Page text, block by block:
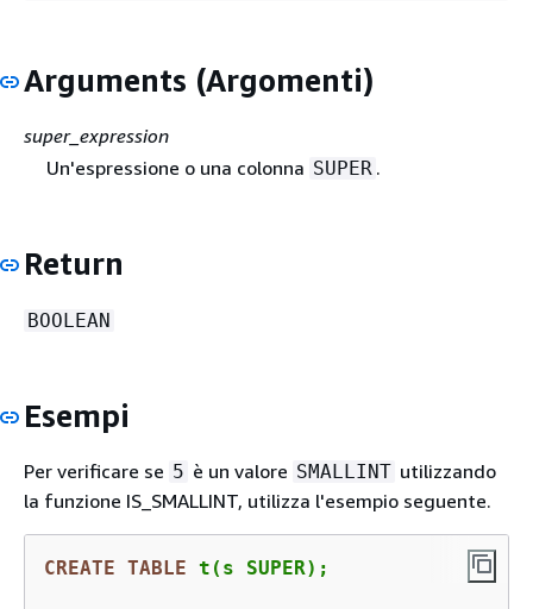
Arguments (Argomenti)
super_expression
Un'espressione o una colonna SUPER .
Return
BOOLEAN
Esempi
Per verificare se 5 è un valore SMALLINT utilizzando
la funzione IS_SMALLINT, utilizza l'esempio seguente.
CREATE TABLE t(s SUPER);